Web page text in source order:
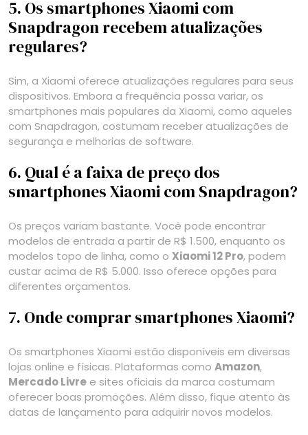
5. Os smartphones Xiaomi com
Snapdragon recebem atualizações
regulares?
Sim, a Xiaomi oferece atualizações regulares para seus
dispositivos. Embora a frequência possa variar, os
smartphones mais populares da Xiaomi, como aqueles
com Snapdragon, costumam receber atualizações de
segurança e melhorias de software.
6. Qual é a faixa de preço dos
smartphones Xiaomi com Snapdragon?
Os preços variam bastante. Você pode encontrar
modelos de entrada a partir de R$ 1.500, enquanto os
modelos topo de linha, como o Xiaomi 12 Pro, podem
custar acima de R$ 5.000. Isso oferece opções para
diferentes orçamentos.
7. Onde comprar smartphones Xiaomi?
Os smartphones Xiaomi estão disponíveis em diversas
lojas online e físicas. Plataformas como Amazon,
Mercado Livre e sites oficiais da marca costumam
oferecer boas promoções. Além disso, fique atento às
datas de lançamento para adquirir novos modelos.